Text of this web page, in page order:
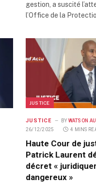
gestion, a suscité
l’Office de la
JUSTICE
JUSTICE BY WATSON
26/12/2025
4 MINS
Haute Cour de
Patrick Laurent
décret «
dangereux »